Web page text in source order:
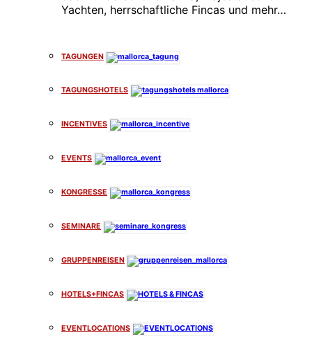
Yachten, herrschaftliche Fincas und mehr…
TAGUNGEN
TAGUNGSHOTELS
INCENTIVES
EVENTS
KONGRESSE
SEMINARE
GRUPPENREISEN
HOTELS+FINCAS
EVENTLOCATIONS